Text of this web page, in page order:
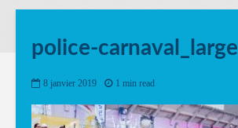
police-carnaval_large
8 janvier 2019 1 min read